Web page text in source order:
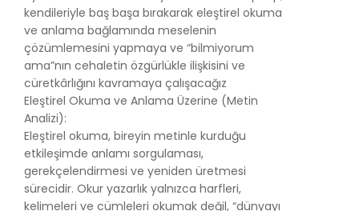
kendileriyle baş başa bırakarak eleştirel okuma
ve anlama bağlamında meselenin
çözümlemesini yapmaya ve “bilmiyorum
ama”nın cehaletin özgürlükle ilişkisini ve
cüretkârlığını kavramaya çalışacağız
Eleştirel Okuma ve Anlama Üzerine (Metin
Analizi):
Eleştirel okuma, bireyin metinle kurduğu
etkileşimde anlamı sorgulaması,
gerekçelendirmesi ve yeniden üretmesi
sürecidir. Okur yazarlık yalnızca harfleri,
kelimeleri ve cümleleri okumak değil, “dünyayı